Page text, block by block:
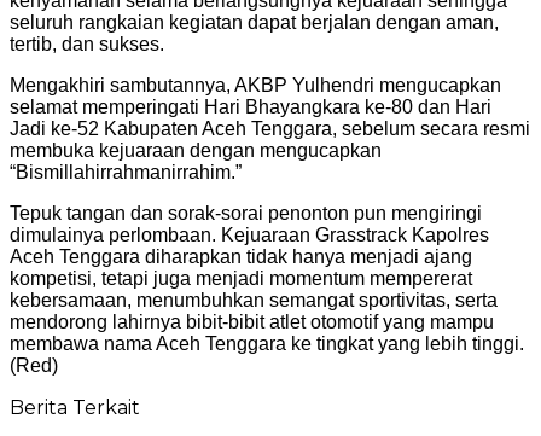
seluruh rangkaian kegiatan dapat berjalan dengan aman,
tertib, dan sukses.
Mengakhiri sambutannya, AKBP Yulhendri mengucapkan
selamat memperingati Hari Bhayangkara ke-80 dan Hari
Jadi ke-52 Kabupaten Aceh Tenggara, sebelum secara resmi
membuka kejuaraan dengan mengucapkan
“Bismillahirrahmanirrahim.”
Tepuk tangan dan sorak-sorai penonton pun mengiringi
dimulainya perlombaan. Kejuaraan Grasstrack Kapolres
Aceh Tenggara diharapkan tidak hanya menjadi ajang
kompetisi, tetapi juga menjadi momentum mempererat
kebersamaan, menumbuhkan semangat sportivitas, serta
mendorong lahirnya bibit-bibit atlet otomotif yang mampu
membawa nama Aceh Tenggara ke tingkat yang lebih tinggi.
(Red)
Berita Terkait